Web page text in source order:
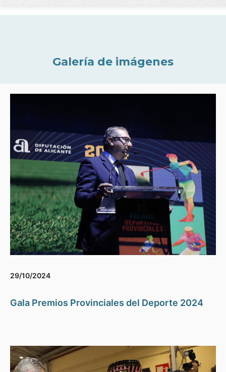
Galería de imágenes
29/10/2024
Gala Premios Provinciales del Deporte 2024